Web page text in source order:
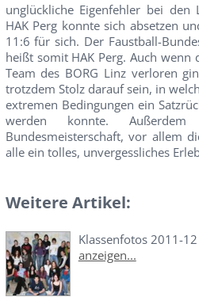
unglückliche Eigenfehler bei
HAK Perg konnte sich absetzen
11:6 für sich. Der Faustball-
heißt somit HAK Perg. Auch wenn
Team des BORG Linz verloren
trotzdem Stolz darauf sein, in
extremen Bedingungen ein
werden konnte.
Bundesmeisterschaft, vor allem
alle ein tolles, unvergessliches
Weitere Artikel:
Klassenfotos 2011-12
anzeigen...